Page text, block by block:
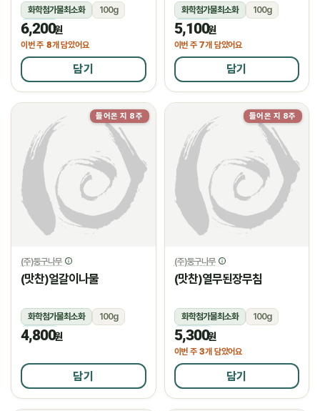
화학첨가물최소화
100g
냉장
6,200원
이번 주 8개 담았어요
담기
화학첨가물최소화
100g
냉장
5,100원
이번 주 7개 담았어요
담기
들어온 지 8주
(주)둥구나무
(맛찬)얼갈이나물
화학첨가물최소화
100g
냉장
4,800원
담기
들어온 지 8주
(주)둥구나무
(맛찬)열무된장무침
화학첨가물최소화
100g
냉장
5,300원
이번 주 3개 담았어요
담기